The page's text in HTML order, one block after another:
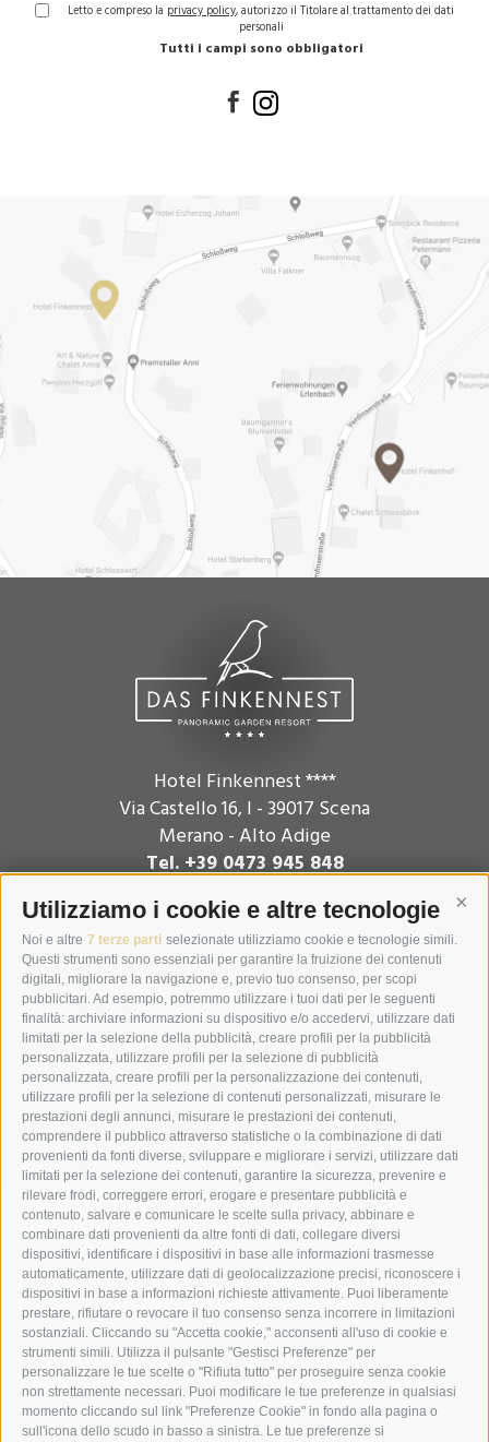
Utilizziamo i cookie e altre tecnologie
Noi e altre 7 terze parti selezionate utilizziamo cookie e tecnologie simili.
Questi strumenti sono essenziali per garantire la fruizione dei contenuti
digitali, migliorare la navigazione e, previo tuo consenso, per scopi
pubblicitari. Ad esempio, potremmo utilizzare i tuoi dati per le seguenti
finalità: archiviare informazioni su dispositivo e/o accedervi, utilizzare dati
limitati per la selezione della pubblicità, creare profili per la pubblicità
personalizzata, utilizzare profili per la selezione di pubblicità
personalizzata, creare profili per la personalizzazione dei contenuti,
utilizzare profili per la selezione di contenuti personalizzati, misurare le
prestazioni degli annunci, misurare le prestazioni dei contenuti,
comprendere il pubblico attraverso statistiche o la combinazione di dati
provenienti da fonti diverse, sviluppare e migliorare i servizi, utilizzare dati
limitati per la selezione dei contenuti, garantire la sicurezza, prevenire e
rilevare frodi, correggere errori, erogare e presentare pubblicità e
contenuto, salvare e comunicare le scelte sulla privacy, abbinare e
combinare dati provenienti da altre fonti di dati, collegare diversi
dispositivi, identificare i dispositivi in base alle informazioni trasmesse
automaticamente, utilizzare dati di geolocalizzazione precisi, riconoscere i
dispositivi in base a informazioni richieste attivamente. Puoi liberamente
prestare, rifiutare o revocare il tuo consenso senza incorrere in limitazioni
sostanziali. Cliccando su "Accetta cookie," acconsenti all'uso di cookie e
strumenti simili. Utilizza il pulsante "Gestisci Preferenze" per
personalizzare le tue scelte o "Rifiuta tutto" per proseguire senza cookie
non strettamente necessari. Puoi modificare le tue preferenze in qualsiasi
momento cliccando sul link "Preferenze Cookie" in fondo alla pagina o
sull'icona dello scudo in basso a sinistra. Le tue preferenze si
Letto e compreso la privacy policy, autorizzo il Titolare al trattamento dei dati
personali
Tutti i campi sono obbligatori
Hotel Finkennest ****
Via Castello 16, I - 39017 Scena
Merano - Alto Adige
Tel. +39 0473 945 848
Contatto
Arrivo
Meteo
Webcam
Galleria fotografica
Video